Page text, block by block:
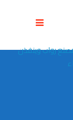
الغذاء
رواب وينفذن